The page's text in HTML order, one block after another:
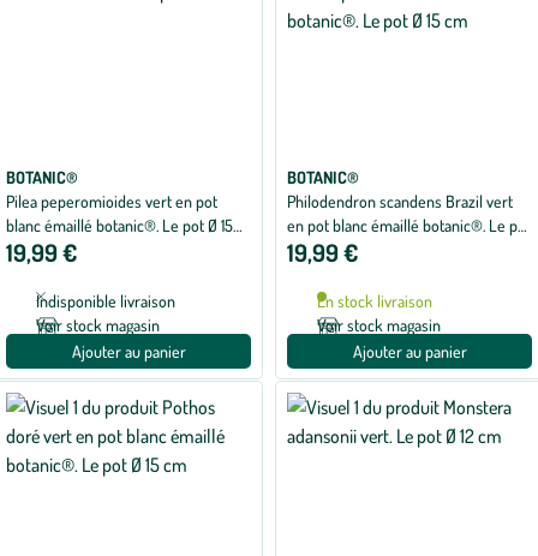
BOTANIC®
Pilea peperomioides vert en pot
blanc émaillé botanic®. Le pot Ø 15
cm
19,99 €
Indisponible livraison
Voir stock magasin
Ajouter au panier
BOTANIC®
Philodendron scandens Brazil vert
en pot blanc émaillé botanic®. Le pot
Ø 15 cm
19,99 €
En stock livraison
Voir stock magasin
Ajouter au panier